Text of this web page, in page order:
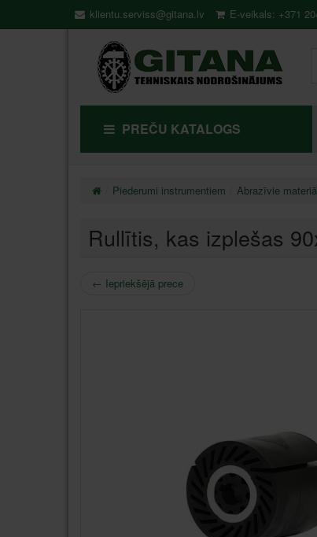
klientu.serviss@gitana.lv E-veikals: +371
PREČU KATALOGS
Piederumi instrumentiem Abrazīvie
Rullītis, kas izplešas
← Iepriekšējā prece